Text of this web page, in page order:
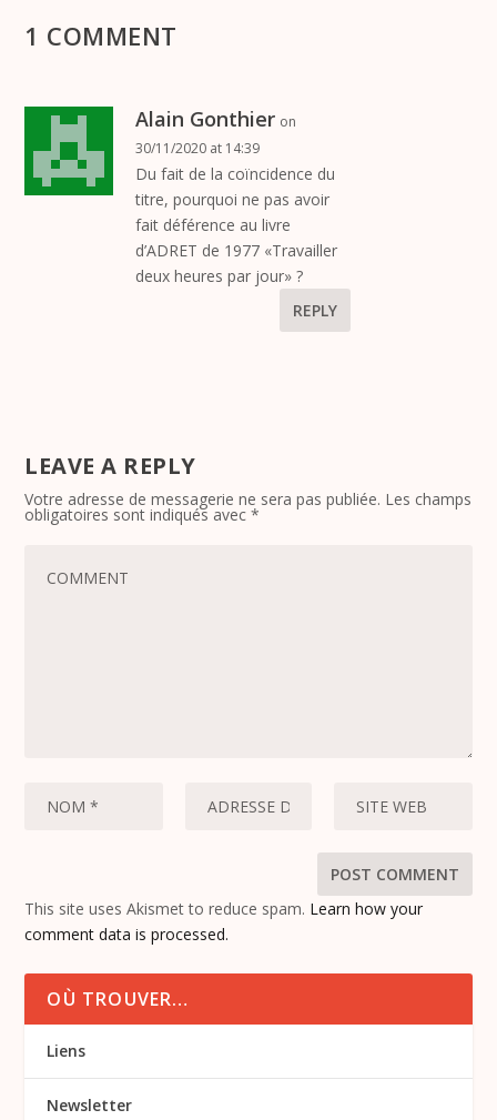
1 COMMENT
Alain Gonthier on
30/11/2020 at 14:39
Du fait de la coïncidence du
titre, pourquoi ne pas avoir
fait déférence au livre
d’ADRET de 1977 «Travailler
deux heures par jour» ?
REPLY
LEAVE A REPLY
Votre adresse de messagerie ne sera pas publiée. Les champs
obligatoires sont indiqués avec*
This site uses Akismet to reduce spam. Learn how your
comment data is processed.
OÙ TROUVER…
Liens
Newsletter